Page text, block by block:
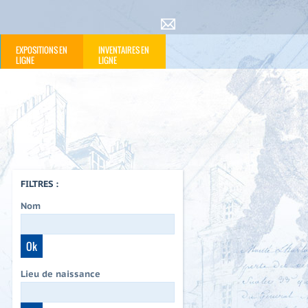
EXPOSITIONS EN
LIGNE
INVENTAIRES EN
LIGNE
FILTRES :
Nom
Lieu de naissance